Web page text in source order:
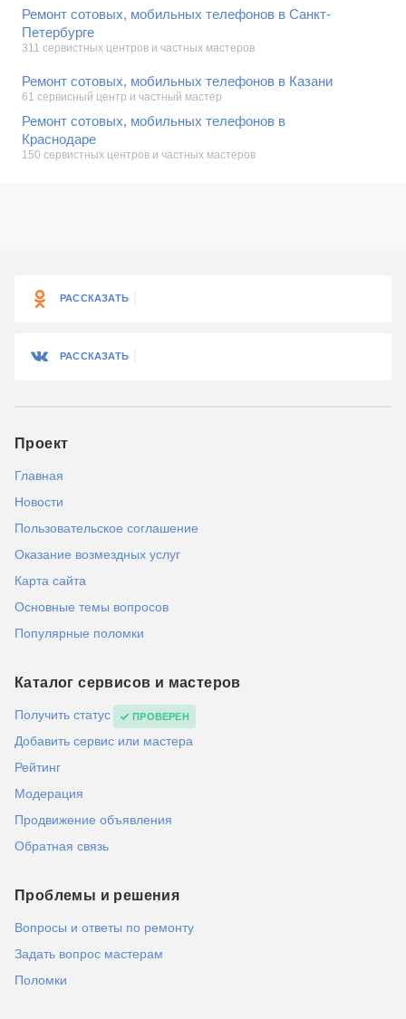
Ремонт сотовых, мобильных телефонов в Санкт-
Петербурге
311 сервистных центров и частных мастеров
Ремонт сотовых, мобильных телефонов в Казани
61 сервисный центр и частный мастер
Ремонт сотовых, мобильных телефонов в
Краснодаре
150 сервистных центров и частных мастеров
РАССКАЗАТЬ
РАССКАЗАТЬ
Проект
Главная
Новости
Пользовательское соглашение
Оказание возмездных услуг
Карта сайта
Основные темы вопросов
Популярные поломки
Каталог сервисов и мастеров
Получить статус ПРОВЕРЕН
Добавить сервис или мастера
Рейтинг
Модерация
Продвижение объявления
Обратная связь
Проблемы и решения
Вопросы и ответы по ремонту
Задать вопрос мастерам
Поломки